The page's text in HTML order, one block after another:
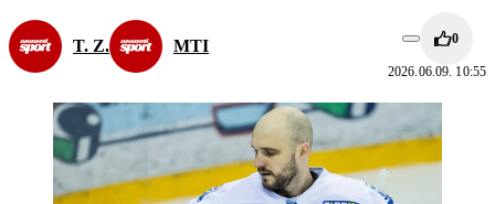
T. Z. MTI 0
2026.06.09. 10:55